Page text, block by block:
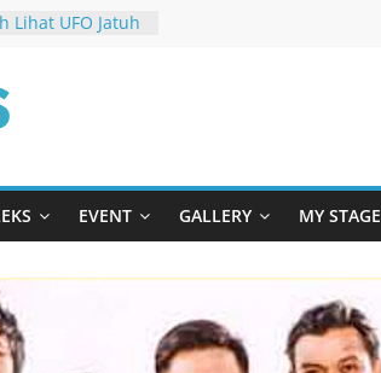
Lihat UFO Jatuh
Terbaru di
“Kado Untuk
AAClan Rilis
Horor”
Nominasi
EVENT GALLERY MY STAGE